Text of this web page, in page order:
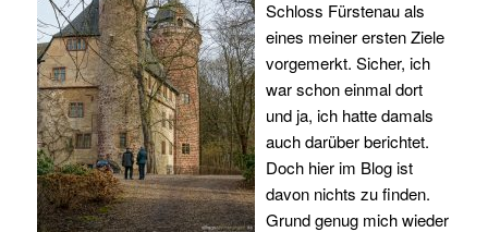
Schloss Fürstenau als
eines meiner ersten Ziele
vorgemerkt. Sicher, ich
war schon einmal dort
und ja, ich hatte damals
auch darüber berichtet.
Doch hier im Blog ist
davon nichts zu finden.
Grund genug mich wieder